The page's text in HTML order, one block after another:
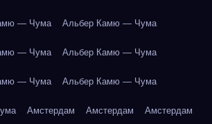
— Чума Альбер Камю — Чума
— Чума Альбер Камю — Чума
— Чума Альбер Камю — Чума
Амстердам Амстердам Амстердам